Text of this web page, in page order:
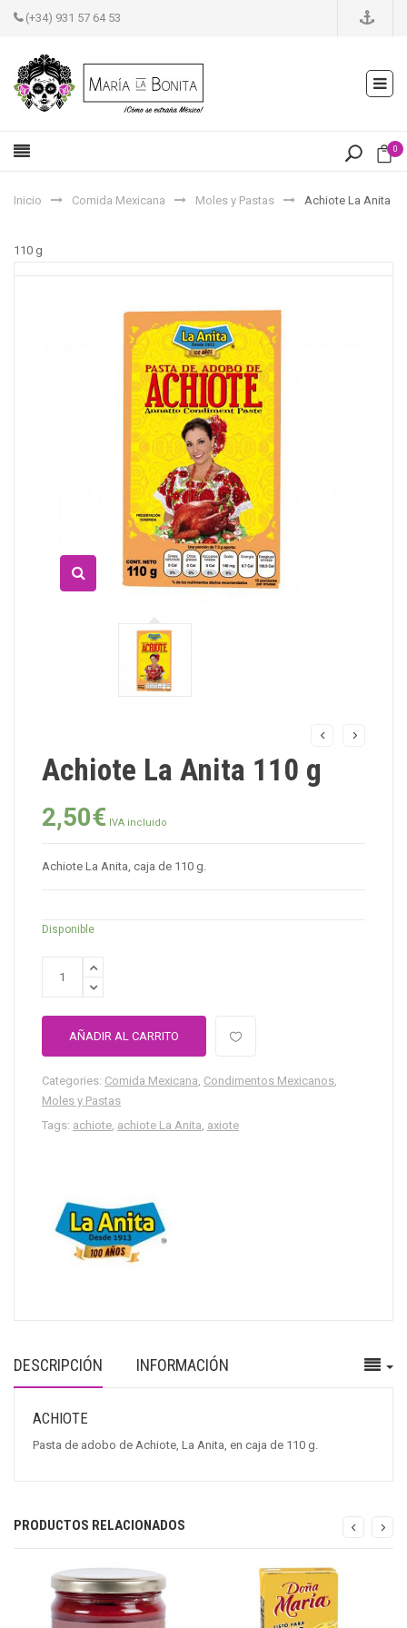
(+34) 931 57 64 53
0
Inicio Comida Mexicana Moles y Pastas Achiote La Anita
110 g
Achiote La Anita 110 g
2,50€ IVA incluido
Achiote La Anita, caja de 110 g.
Disponible
AÑADIR AL CARRITO
Categories: Comida Mexicana, Condimentos Mexicanos,
Moles y Pastas
Tags: achiote, achiote La Anita, axiote
DESCRIPCIÓN INFORMACIÓN
ACHIOTE
Pasta de adobo de Achiote, La Anita, en caja de 110 g.
PRODUCTOS RELACIONADOS